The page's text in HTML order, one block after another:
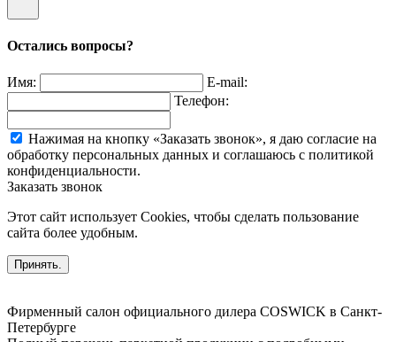
Остались вопросы?
Имя:
E-mail:
Телефон:
Нажимая на кнопку «Заказать звонок», я даю согласие на
обработку персональных данных и соглашаюсь c политикой
конфиденциальности.
Заказать звонок
Этот сайт использует Cookies, чтобы сделать пользование
сайта более удобным.
Принять.
Фирменный салон официального дилера COSWICK в Санкт-
Петербурге